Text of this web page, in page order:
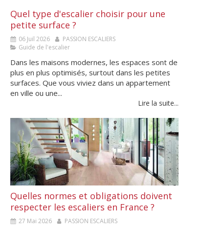
Quel type d'escalier choisir pour une
petite surface ?
06 Juil 2026
PASSION ESCALIERS
Guide de l'escalier
Dans les maisons modernes, les espaces sont de
plus en plus optimisés, surtout dans les petites
surfaces. Que vous viviez dans un appartement
en ville ou une...
Lire la suite...
Quelles normes et obligations doivent
respecter les escaliers en France ?
27 Mai 2026 PASSION ESCALIERS